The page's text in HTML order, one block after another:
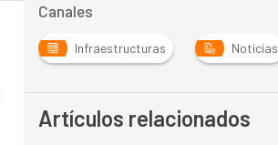
Canales
Infraestructuras Noticias
Artículos relacionados